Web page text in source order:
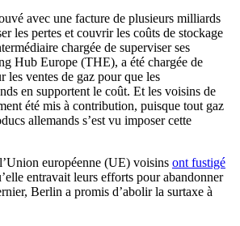
avec une facture de plusieurs milliards
les pertes et couvrir les coûts de stockage
chargée de superviser ses
Hub Europe (THE), a été chargée de
les ventes de gaz pour que les
en supportent le coût. Et les voisins de
été mis à contribution, puisque tout gaz
allemands s’est vu imposer cette
européenne (UE) voisins ont fustigé
entravait leurs efforts pour abandonner
Berlin a promis d’abolir la surtaxe à